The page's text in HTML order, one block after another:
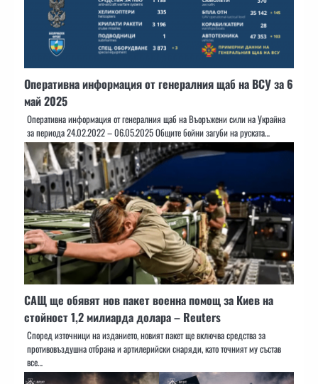
Оперативна информация от генералния щаб на ВСУ за 6
май 2025
Оперативна информация от генералния щаб на Въоръжени сили на Украйна
за периода 24.02.2022 – 06.05.2025 Общите бойни загуби на руската…
САЩ ще обявят нов пакет военна помощ за Киев на
стойност 1,2 милиарда долара – Reuters
Според източници на изданието, новият пакет ще включва средства за
противовъздушна отбрана и артилерийски снаряди, като точният му състав
все…